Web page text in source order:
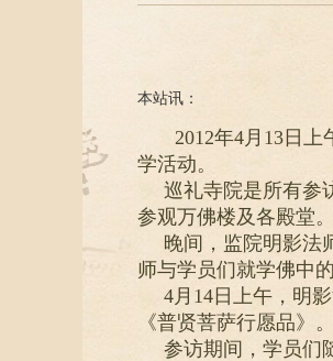
本站讯：
2012年4月13日
学活动。
巡礼寺院是所有参
参观万佛楼及各殿堂
晚间，监院明影法
师与学员们就学佛中
4月14日上午，明
《普贤菩萨行愿品》
参访期间，学员们